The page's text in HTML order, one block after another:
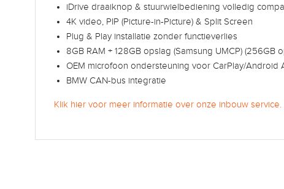
iDrive draaiknop & stuurwielbediening volledig
4K video, PIP (Picture-in-Picture) & Split Screen
Plug & Play installatie zonder functieverlies
8GB RAM + 128GB opslag (Samsung UMCP) (256GB
OEM microfoon ondersteuning voor CarPlay/Android
BMW CAN-bus integratie
Klik hier voor meer informatie over onze inbouw service.